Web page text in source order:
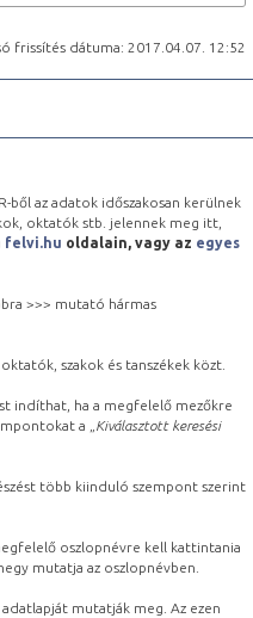
frissítés dátuma: 2017.04.07. 12:52
ből az adatok időszakosan kerülnek
oktatók stb. jelennek meg itt,
felvi.hu oldalain, vagy az egyes
>>> mutató hármas
szakok és tanszékek közt.
indíthat, ha a megfelelő mezőkre
a „ Kiválasztott keresési
több kiinduló szempont szerint
oszlopnévre kell kattintania
mutatja az oszlopnévben.
mutatják meg. Az ezen